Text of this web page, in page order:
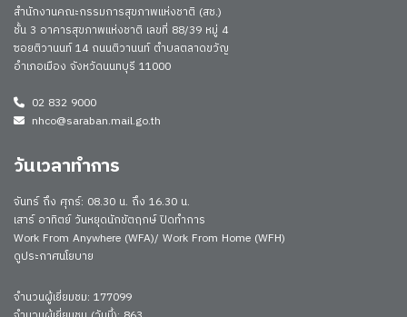
สำนักงานคณะกรรมการสุขภาพแห่งชาติ (สช.)
ชั้น 3 อาคารสุขภาพแห่งชาติ เลขที่ 88/39 หมู่ 4
ซอยติวานนท์ 14 ถนนติวานนท์ ตำบลตลาดขวัญ
อำเภอเมือง จังหวัดนนทบุรี 11000
02 832 9000
nhco@saraban.mail.go.th
วันเวลาทำการ
จันทร์ ถึง ศุกร์: 08.30 น. ถึง 16.30 น.
เสาร์ อาทิตย์ วันหยุดนักขัตฤกษ์ ปิดทำการ
Work From Anywhere (WFA)/ Work From Home (WFH)
ดูประกาศนโยบาย
จำนวนผู้เยี่ยมชม: 177099